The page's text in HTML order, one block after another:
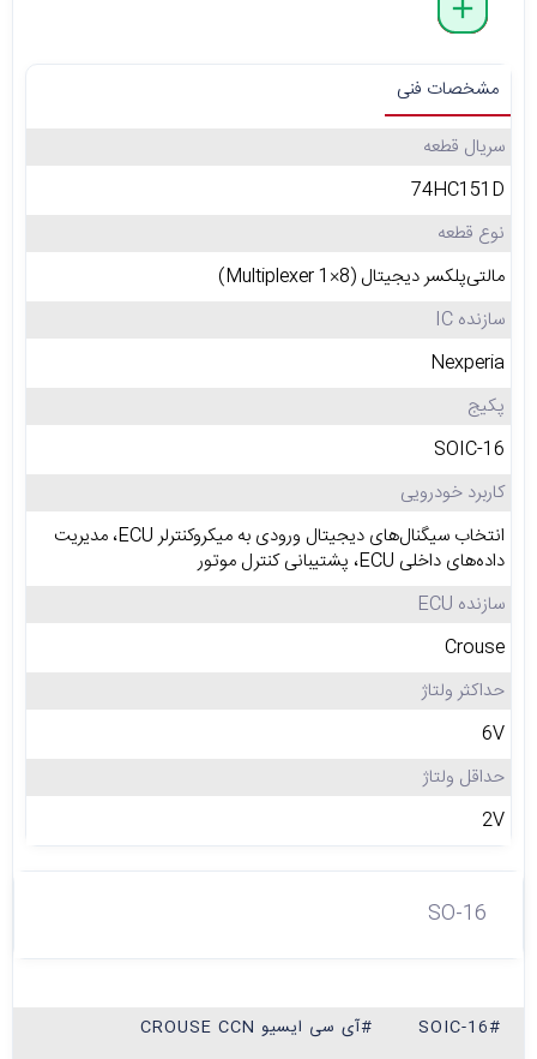
delete
remove
add
مشخصات فنی
سریال قطعه
74HC151D
نوع قطعه
مالتی‌پلکسر دیجیتال (Multiplexer 1×8)
سازنده IC
Nexperia
پکیج
SOIC-16
کاربرد خودرویی
انتخاب سیگنال‌های دیجیتال ورودی به میکروکنترلر ECU، مدیریت
داده‌های داخلی ECU، پشتیبانی کنترل موتور
سازنده ECU
Crouse
حداکثر ولتاژ
6V
حداقل ولتاژ
2V
SO-16
#SOIC-16
#آی سی ایسیو CROUSE CCN